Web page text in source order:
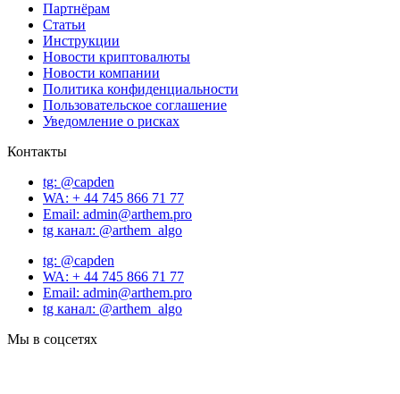
Партнёрам
Статьи
Инструкции
Новости криптовалюты
Новости компании
Политика конфиденциальности
Пользовательское соглашение
Уведомление о рисках
Контакты
tg: @capden
WA: + 44 745 866 71 77
Email: admin@arthem.pro
tg канал: @arthem_algo
tg: @capden
WA: + 44 745 866 71 77
Email: admin@arthem.pro
tg канал: @arthem_algo
Мы в соцсетях